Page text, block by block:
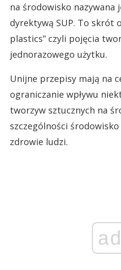
na środowisko nazywana
dyrektywą SUP. To skrót
plastics” czyli pojęcia
jednorazowego użytku.
Unijne przepisy mają na
ograniczanie wpływu
tworzyw sztucznych na
szczególności
zdrowie ludzi.
ad